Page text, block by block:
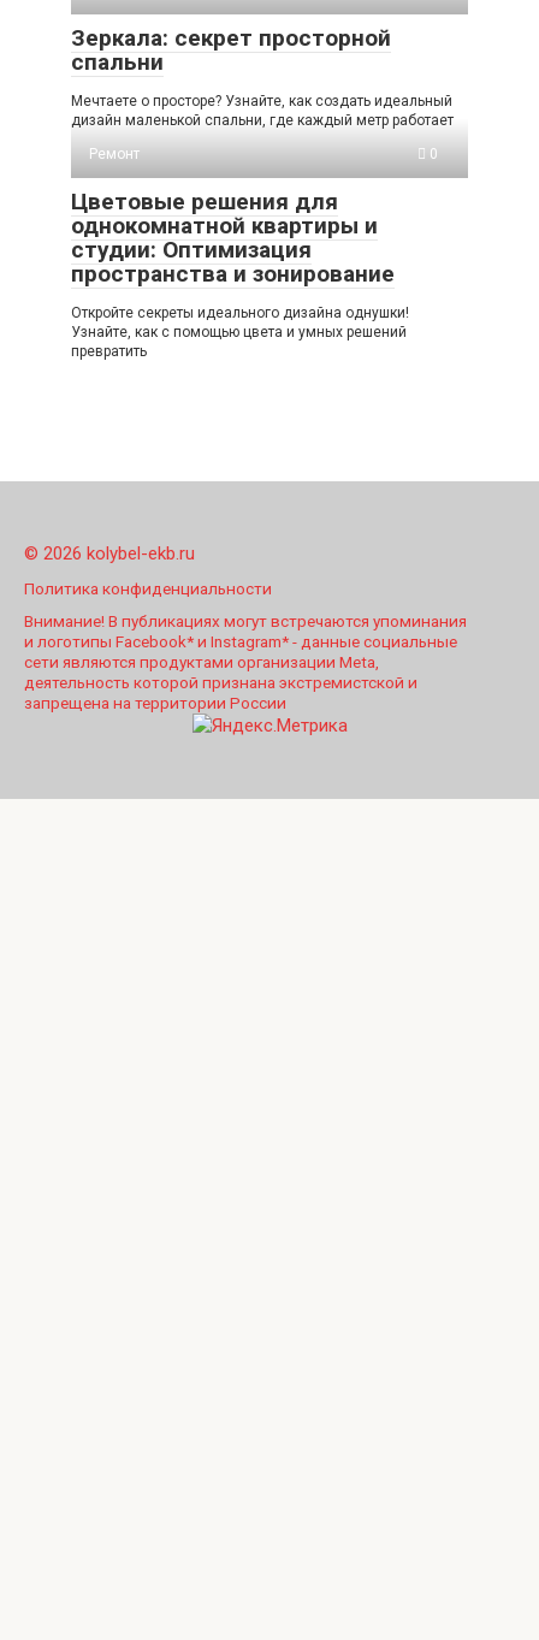
Зеркала: секрет просторной
спальни
Мечтаете о просторе? Узнайте, как создать идеальный
дизайн маленькой спальни, где каждый метр работает
Ремонт
0
Цветовые решения для
однокомнатной квартиры и
студии: Оптимизация
пространства и зонирование
Откройте секреты идеального дизайна однушки!
Узнайте, как с помощью цвета и умных решений
превратить
© 2026 kolybel-ekb.ru
Политика конфиденциальности
Внимание! В публикациях могут встречаются упоминания
и логотипы Facebook* и Instagram* - данные социальные
сети являются продуктами организации Meta,
деятельность которой признана экстремистской и
запрещена на территории России